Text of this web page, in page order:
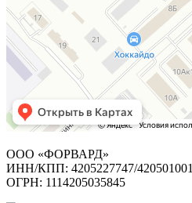
ООО «ФОРВАРД»
ИНН/КПП: 4205227747/420501001
ОГРН: 1114205035845